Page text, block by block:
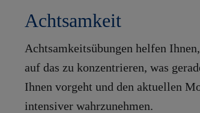
Achtsamkeit
Achtsamkeitsübungen helfen
auf das zu konzentrieren, was
Ihnen vorgeht und den aktuellen
intensiver wahrzunehmen.